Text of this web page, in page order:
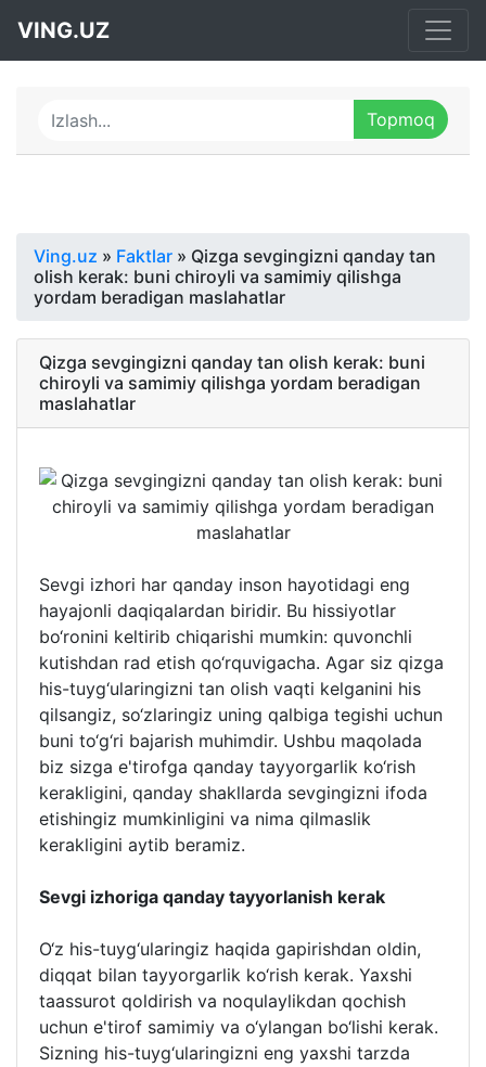
VING.UZ
Ving.uz » Faktlar » Qizga sevgingizni qanday tan
olish kerak: buni chiroyli va samimiy qilishga
yordam beradigan maslahatlar
Qizga sevgingizni qanday tan olish kerak: buni
chiroyli va samimiy qilishga yordam beradigan
maslahatlar
Sevgi izhori har qanday inson hayotidagi eng
hayajonli daqiqalardan biridir. Bu hissiyotlar
bo‘ronini keltirib chiqarishi mumkin: quvonchli
kutishdan rad etish qo‘rquvigacha. Agar siz qizga
his-tuyg‘ularingizni tan olish vaqti kelganini his
qilsangiz, so‘zlaringiz uning qalbiga tegishi uchun
buni to‘g‘ri bajarish muhimdir. Ushbu maqolada
biz sizga e'tirofga qanday tayyorgarlik ko‘rish
kerakligini, qanday shakllarda sevgingizni ifoda
etishingiz mumkinligini va nima qilmaslik
kerakligini aytib beramiz.
Sevgi izhoriga qanday tayyorlanish kerak
O‘z his-tuyg‘ularingiz haqida gapirishdan oldin,
diqqat bilan tayyorgarlik ko‘rish kerak. Yaxshi
taassurot qoldirish va noqulaylikdan qochish
uchun e'tirof samimiy va o‘ylangan bo‘lishi kerak.
Sizning his-tuyg‘ularingizni eng yaxshi tarzda